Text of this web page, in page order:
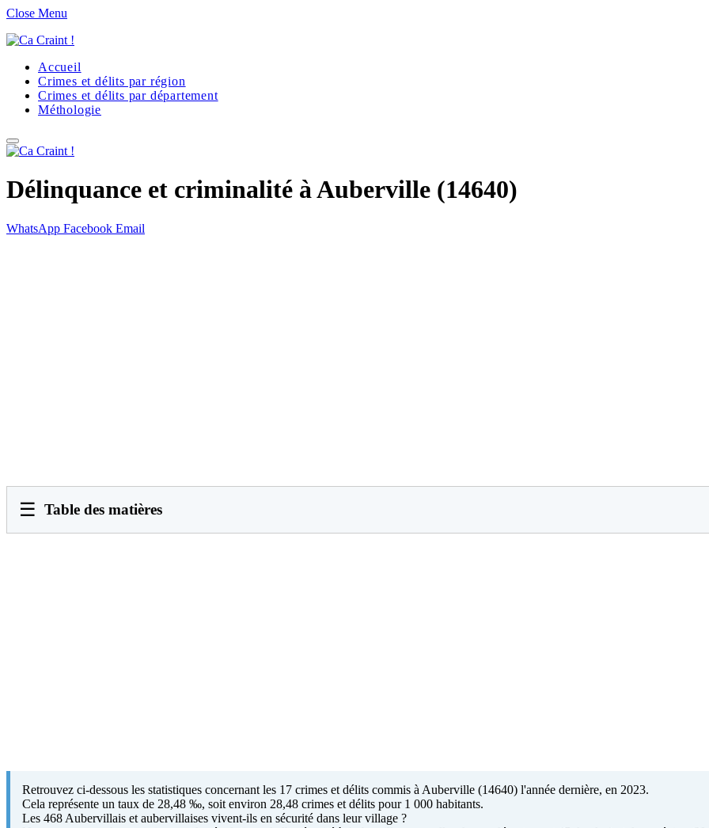
Close Menu
Accueil
Crimes et délits par région
Crimes et délits par département
Méthologie
Délinquance et criminalité à Auberville (14640)
WhatsApp Facebook Email
☰ Table des matières
Retrouvez ci-dessous les statistiques concernant les 17 crimes et délits commis à Auberville (14640) l'année dernière, en 2023.
Cela représente un taux de 28,48 ‰, soit environ 28,48 crimes et délits pour 1 000 habitants.
Les 468 Aubervillais et aubervillaises vivent-ils en sécurité dans leur village ?